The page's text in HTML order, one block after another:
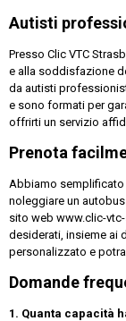
Autisti
Presso Clic VTC
e alla soddisfazione
da autisti
e sono formati per
offrirti un servizio
Prenota
Abbiamo
noleggiare un
sito web www.clic-
desiderati, insieme ai
personalizzato e
Domande
1. Quanta capacità